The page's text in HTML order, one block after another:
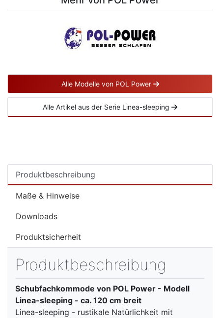
Alle Modelle von POL Power
Alle Artikel aus der Serie Linea-sleeping
Produktbeschreibung
Maße & Hinweise
Downloads
Produktsicherheit
Produktbeschreibung
Schubfachkommode von POL Power - Modell
Linea-sleeping - ca. 120 cm breit
Linea-sleeping - rustikale Natürlichkeit mit